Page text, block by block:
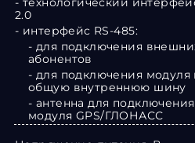
2.0
- интерфейс RS-485:
- для подключения
абонентов
- для подключения модуля
общую внутреннюю шину
- антенна для подключения
модуля GPS/ГЛОНАСС